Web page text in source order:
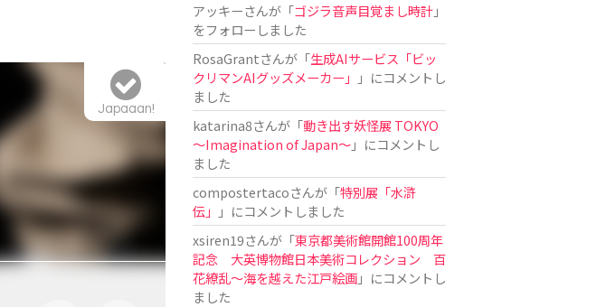
Japaaan!
アッキーさんが「ゴジラ音声目覚まし時計」
をフォローしました
RosaGrantさんが「生成AIサービス「ビッ
クリマンAIグッズメーカー」
」にコメントし
ました
katarina8さんが「動き出す妖怪展 TOKYO
〜Imagination of Japan〜」にコメントし
ました
compostertacoさんが「特別展「水滸
伝」
」にコメントしました
xsiren19さんが「東京都美術館開館100周年
記念 大英博物館日本美術コレクション 百
花繚乱～海を越えた江戸絵画」にコメントし
ました